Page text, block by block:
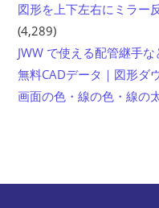
図形を上下左右にミラー
(4,289)
JWW で使える配管継手
無料CADデータ｜図形ダ
画面の色・線の色・線の